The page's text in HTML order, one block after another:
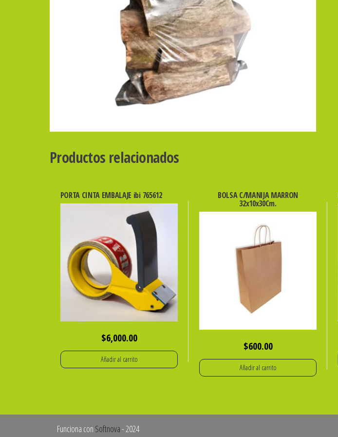
Productos relacionados
PORTA CINTA EMBALAJE ibi 765612
$6,000.00
Añadir al carrito
BOLSA C/MANIJA MARRON
32x10x30Cm.
$600.00
Añadir al carrito
Funciona con Softnova- 2024